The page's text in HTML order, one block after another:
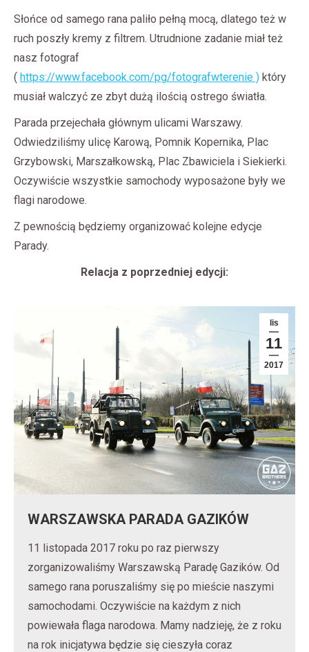
Słońce od samego rana paliło pełną mocą, dlatego też w
ruch poszły kremy z filtrem. Utrudnione zadanie miał też
nasz fotograf
( https://www.facebook.com/pg/fotografwterenie ) który
musiał walczyć ze zbyt dużą ilością ostrego światła.
Parada przejechała głównym ulicami Warszawy.
Odwiedziliśmy ulicę Karową, Pomnik Kopernika, Plac
Grzybowski, Marszałkowską, Plac Zbawiciela i Siekierki.
Oczywiście wszystkie samochody wyposażone były we
flagi narodowe.
Z pewnością będziemy organizować kolejne edycje
Parady.
Relacja z poprzedniej edycji:
lis
11
2017
WARSZAWSKA PARADA GAZIKÓW
11 listopada 2017 roku po raz pierwszy
zorganizowaliśmy Warszawską Paradę Gazików. Od
samego rana poruszaliśmy się po mieście naszymi
samochodami. Oczywiście na każdym z nich
powiewała flaga narodowa. Mamy nadzieję, że z roku
na rok inicjatywa będzie się cieszyła coraz